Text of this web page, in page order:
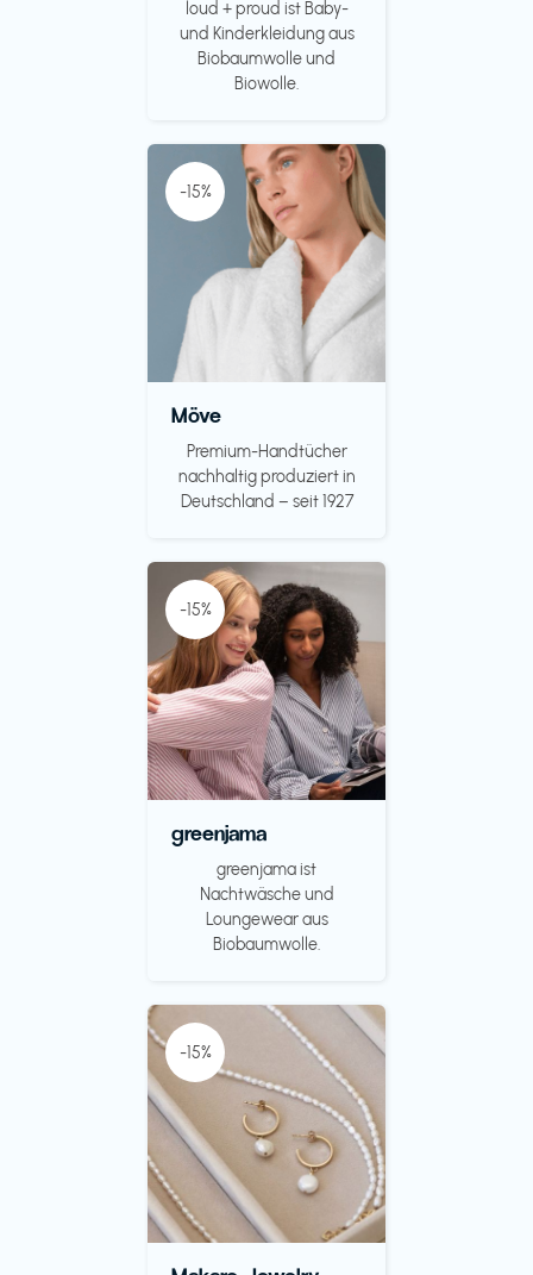
loud + proud ist Baby-
und Kinderkleidung aus
Biobaumwolle und
Biowolle.
-15%
Möve
Premium-Handtücher
nachhaltig produziert in
Deutschland – seit 1927
-15%
greenjama
greenjama ist
Nachtwäsche und
Loungewear aus
Biobaumwolle.
-15%